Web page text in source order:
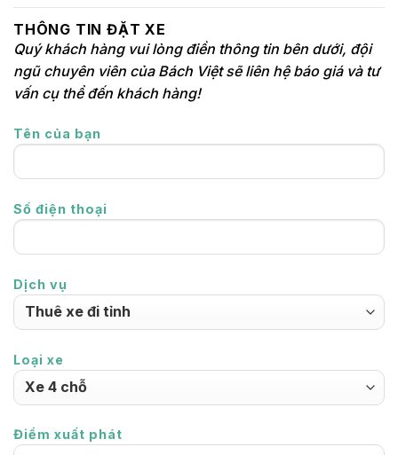
THÔNG TIN ĐẶT XE
Quý khách hàng vui lòng điền thông tin bên dưới, đội
ngũ chuyên viên của Bách Việt sẽ liên hệ báo giá và tư
vấn cụ thể đến khách hàng!
Tên của bạn
Số điện thoại
Dịch vụ
Loại xe
Điểm xuất phát